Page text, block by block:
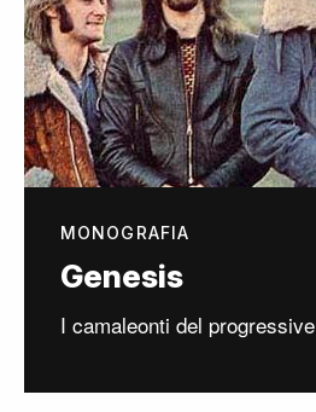
MONOGRAFIA
Genesis
I camaleonti del progressive